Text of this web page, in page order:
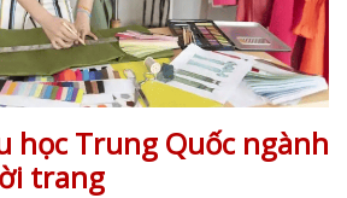
học Trung Quốc ngành
trang